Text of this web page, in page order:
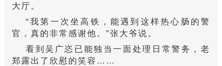
大厅。
“我第一次坐高铁，能遇到这样热心肠的警
官，真的非常感谢他。”张大爷说。
看到吴广恣已能独当一面处理日常警务，老
郑露出了欣慰的笑容……